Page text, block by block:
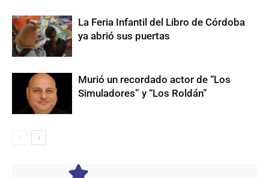
La Feria Infantil del Libro de Córdoba
ya abrió sus puertas
Murió un recordado actor de “Los
Simuladores” y “Los Roldán”